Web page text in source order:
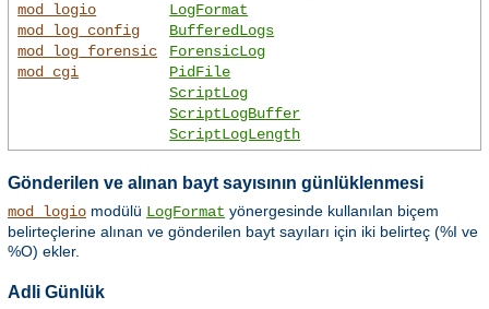
mod_logio
mod_log_config
mod_log_forensic
mod_cgi
LogFormat
BufferedLogs
ForensicLog
PidFile
ScriptLog
ScriptLogBuffer
ScriptLogLength
Gönderilen ve alınan bayt sayısının günlüklenmesi
mod_logio modülü LogFormat yönergesinde kullanılan biçem
belirteçlerine alınan ve gönderilen bayt sayıları için iki belirteç (%I ve
%O) ekler.
Adli Günlük